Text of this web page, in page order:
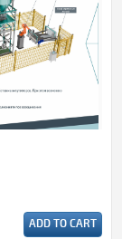
ADD TO CART